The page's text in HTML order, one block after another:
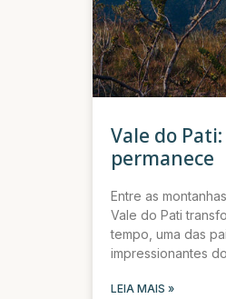
Vale do
permanece
Entre as
Vale do Pati
tempo, uma das
impressionantes
LEIA MAIS »